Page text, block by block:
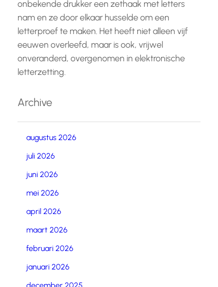
onbekende drukker een zethaak met letters
nam en ze door elkaar husselde om een
letterproef te maken. Het heeft niet alleen vijf
eeuwen overleefd, maar is ook, vrijwel
onveranderd, overgenomen in elektronische
letterzetting.
Archive
augustus 2026
juli 2026
juni 2026
mei 2026
april 2026
maart 2026
februari 2026
januari 2026